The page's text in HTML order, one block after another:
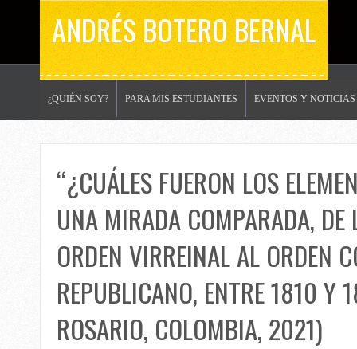
ANDRÉS BOTERO BERNAL
¿QUIÉN SOY? PARA MIS ESTUDIANTES EVENTOS Y NOTICIAS
“¿CUÁLES FUERON LOS
UNA MIRADA COMPARADA,
ORDEN VIRREINAL AL ORDEN
REPUBLICANO, ENTRE 1810 Y
ROSARIO, COLOMBIA, 2021)